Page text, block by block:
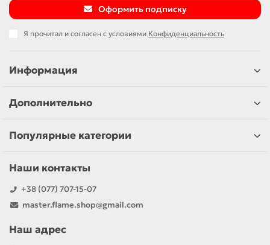
Оформить подписку
Я прочитал и согласен с условиями Конфиденциальность
Информация
Дополнительно
Популярные категории
Наши контакты
+38 (077) 707-15-07
master.flame.shop@gmail.com
Наш адрес